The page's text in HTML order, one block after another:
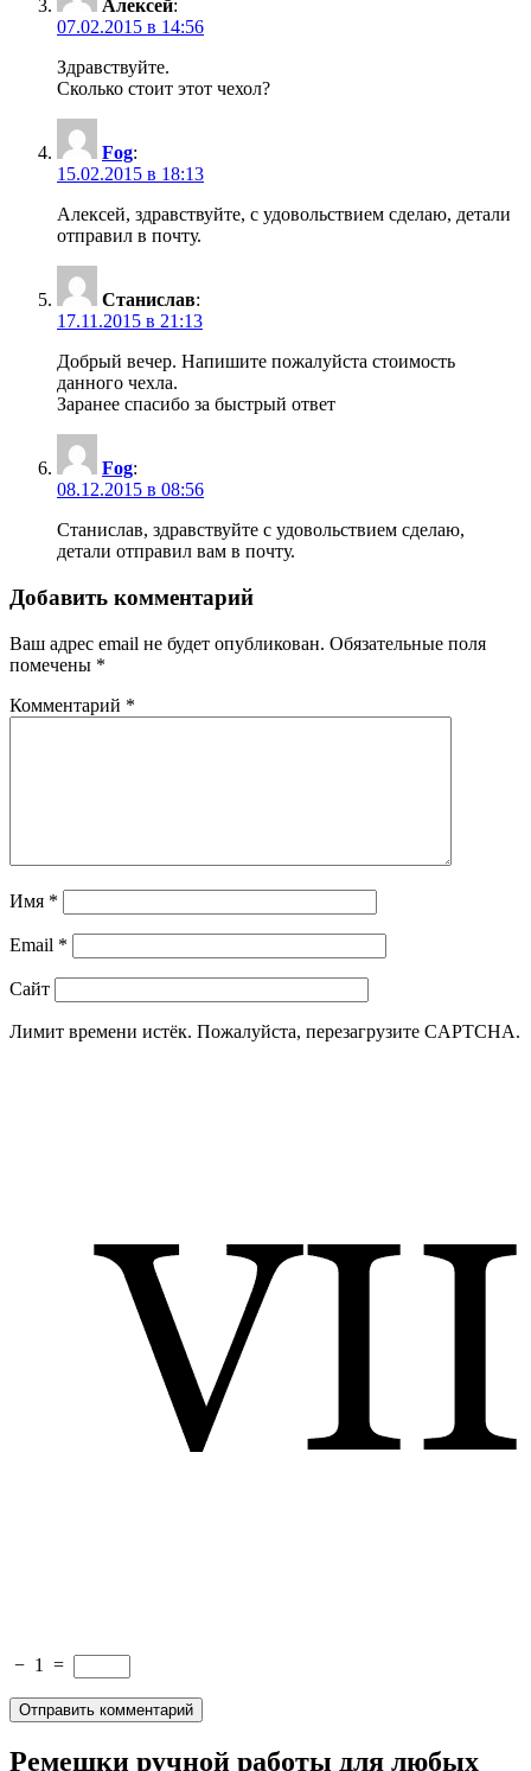
Алексей:
07.02.2015 в 14:56
Здравствуйте.
Сколько стоит этот чехол?
Fog:
15.02.2015 в 18:13
Алексей, здравствуйте, с удовольствием сделаю, детали
отправил в почту.
Станислав:
17.11.2015 в 21:13
Добрый вечер. Напишите пожалуйста стоимость
данного чехла.
Заранее спасибо за быстрый ответ
Fog:
08.12.2015 в 08:56
Станислав, здравствуйте с удовольствием сделаю,
детали отправил вам в почту.
Добавить комментарий
Ваш адрес email не будет опубликован. Обязательные поля
помечены *
Комментарий *
Имя *
Email *
Сайт
Лимит времени истёк. Пожалуйста, перезагрузите CAPTCHA.
− 1 =
Ремешки ручной работы для любых